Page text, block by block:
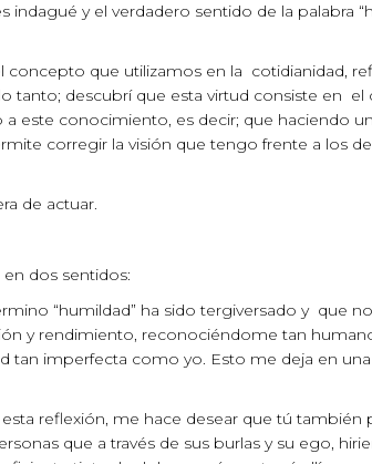
y el verdadero sentido de la palabra
que utilizamos en la cotidianidad,
tanto; descubrí que esta virtud consiste en
este conocimiento, es decir; que haciendo
corregir la visión que tengo frente a los
de actuar.
dos sentidos:
“humildad” ha sido tergiversado y que
y rendimiento, reconociéndome tan
tan imperfecta como yo. Esto me deja en
reflexión, me hace desear que tú
que a través de sus burlas y su ego,